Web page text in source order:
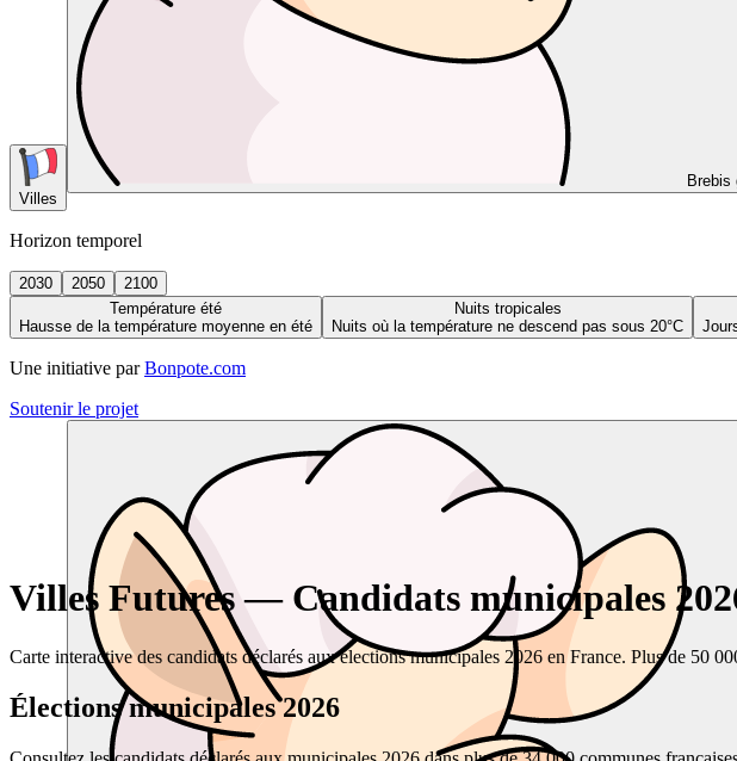
Villes
Brebis
Horizon temporel
2030 2050
2100
Température été
Hausse de la température moyenne en été
Nuits tropicales
Nuits où la température ne descend pas sous 20°C
Une initiative par Bonpote.com
Soutenir le projet
Villes Futures — Candidats municipales
Carte interactive des candidats déclarés aux élections municipales 2026 en France. Plus de 50
Élections municipales 2026